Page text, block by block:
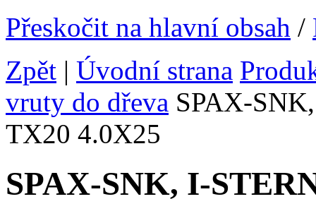
Přeskočit na hlavní obsah /
Zpět | Úvodní strana
vruty do dřeva SPAX-
TX20 4.0X25
SPAX-SNK, I-